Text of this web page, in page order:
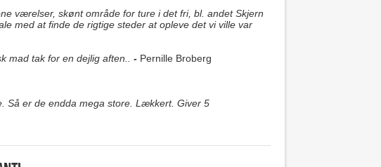
værelser, skønt område for ture i det fri, bl. andet Skjern
med at finde de rigtige steder at opleve det vi ville var
tak for en dejlig aften..
- Pernille Broberg
Så er de endda mega store. Lækkert. Giver 5